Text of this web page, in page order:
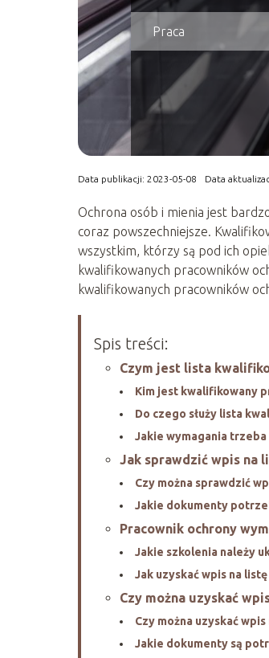
Praca
Data publikacji: 2023-05-08 Data
Ochrona osób i mienia jest
coraz powszechniejsze.
wszystkim, którzy są pod ich
kwalifikowanych pracowników
kwalifikowanych pracowników
Spis treści:
Czym jest lista
Kim jest kwalifikowany
Do czego służy lista
Jakie wymagania trzeba
Jak sprawdzić wpis na
Czy można sprawdzić
Jakie dokumenty
Pracownik ochrony
Jakie szkolenia należy
Jak uzyskać wpis na
Czy można uzyskać
Czy można uzyskać
Jakie dokumenty są